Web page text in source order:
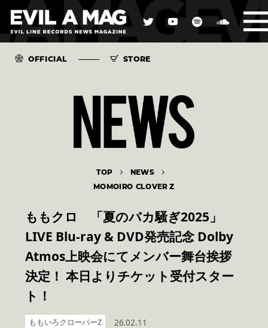
OFFICIAL STORE
TOP NEWS
MOMOIRO CLOVER Z
ももクロ 「夏のバカ騒ぎ2025」
LIVE Blu-ray & DVD発売記念 Dolby
Atmos上映会にてメンバー舞台挨拶
決定！ 本日よりチケット受付スター
ト！
ももいろクローバーZ 26.02.11